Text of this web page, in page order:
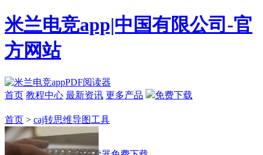
米兰电竞app|中国有限公司-官
方网站
首页 教程中心 最新资讯 更多产品 免费下载
首页 > caj转思维导图工具